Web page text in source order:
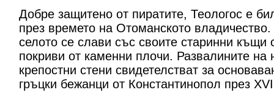
Добре защитено от пиратите, Теологос е
през времето на Отоманското
селото се слави със своите старинни къщи
покриви от каменни плочи. Развалините на
крепостни стени свидетелстват за
гръцки бежанци от Константинопол през